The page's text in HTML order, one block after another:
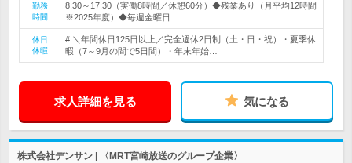
勤務
時間
8:30～17:30（実働8時間／休憩60分）◆残業あり（月平均12時間
※2025年度）◆毎週金曜日…
休日
休暇
# ＼年間休日125日以上／完全週休2日制（土・日・祝）・夏季休
暇（7～9月の間で5日間）・年末年始…
求人詳細を見る 気になる
株式会社デンサン | 〈MRT宮崎放送のグループ企業〉